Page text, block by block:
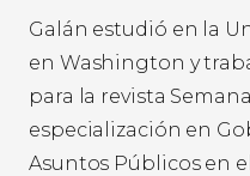
Galán estudió en la
en Washington y
para la revista
especialización en
Asuntos Públicos en